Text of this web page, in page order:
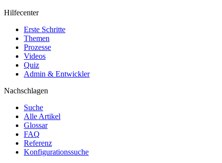
Hilfecenter
Erste Schritte
Themen
Prozesse
Videos
Quiz
Admin & Entwickler
Nachschlagen
Suche
Alle Artikel
Glossar
FAQ
Referenz
Konfigurationssuche